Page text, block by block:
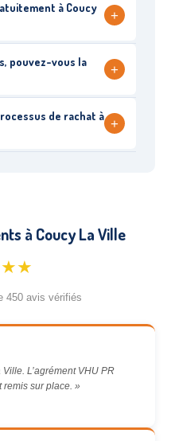
à Coucy
+
pouvez-vous la
+
de rachat à +
à Coucy La Ville
450 avis vérifiés
L’agrément VHU PR
remis sur place. »